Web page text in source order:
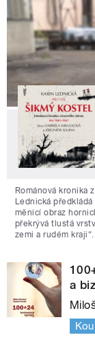
Románová kronika
Lednická
měnící obraz
překrývá tlustá
zemi a rudém kraji“.
a